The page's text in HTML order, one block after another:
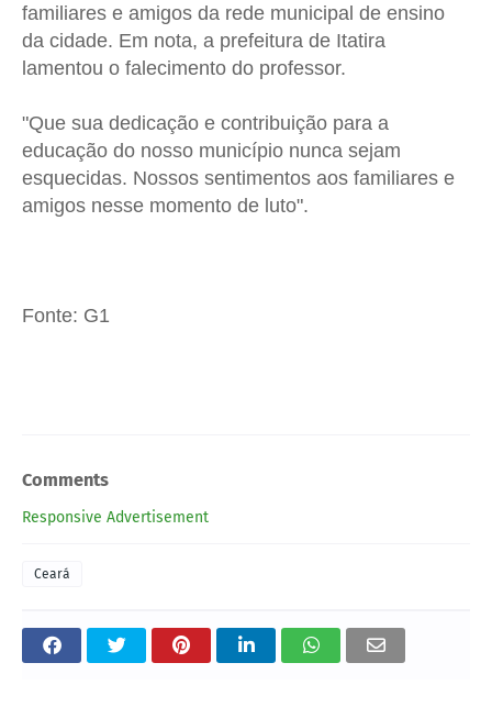
familiares e amigos da rede municipal de ensino
da cidade. Em nota, a prefeitura de Itatira
lamentou o falecimento do professor.
"Que sua dedicação e contribuição para a
educação do nosso município nunca sejam
esquecidas. Nossos sentimentos aos familiares e
amigos nesse momento de luto".
Fonte: G1
Comments
Responsive Advertisement
Ceará